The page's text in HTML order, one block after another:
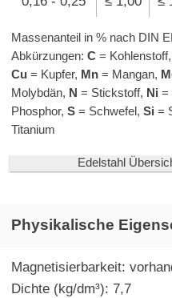
Edelstahl
Massenanteil in % nach DIN
Abkürzungen: C = Kohlenstoff,
Cu = Kupfer, Mn = Mangan,
Molybdän, N = Stickstoff, Ni =
Phosphor, S = Schwefel, Si =
Titanium
Physikalische
Magnetisierbarkeit:
Dichte (kg/dm³): 7,7